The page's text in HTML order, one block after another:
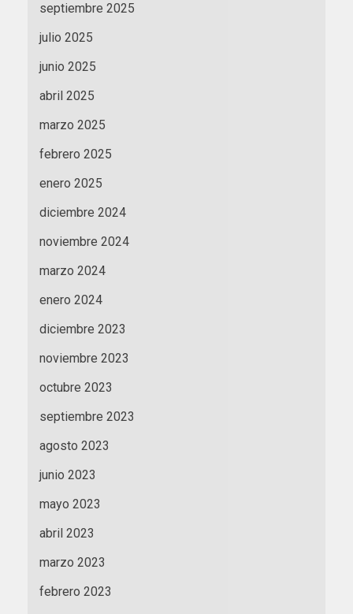
septiembre 2025
julio 2025
junio 2025
abril 2025
marzo 2025
febrero 2025
enero 2025
diciembre 2024
noviembre 2024
marzo 2024
enero 2024
diciembre 2023
noviembre 2023
octubre 2023
septiembre 2023
agosto 2023
junio 2023
mayo 2023
abril 2023
marzo 2023
febrero 2023